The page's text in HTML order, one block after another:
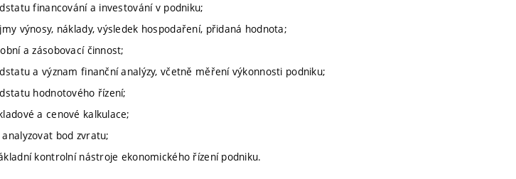
financování a investování v podniku;
výnosy, náklady, výsledek hospodaření, přidaná hodnota;
a zásobovací činnost;
a význam finanční analýzy, včetně měření výkonnosti podniku;
hodnotového řízení;
a cenové kalkulace;
bod zvratu;
kontrolní nástroje ekonomického řízení podniku.